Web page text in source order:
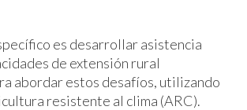
es desarrollar asistencia
de extensión rural
abordar estos desafíos, utilizando
resistente al clima (ARC).